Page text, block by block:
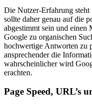
Die Nutzer-Erfahrung
sollte daher genau auf die
abgestimmt sein und einen
Google zu organischen
hochwertige Antworten zu
ansprechender die
wahrscheinlicher wird
erachten.
Page Speed, URL’s